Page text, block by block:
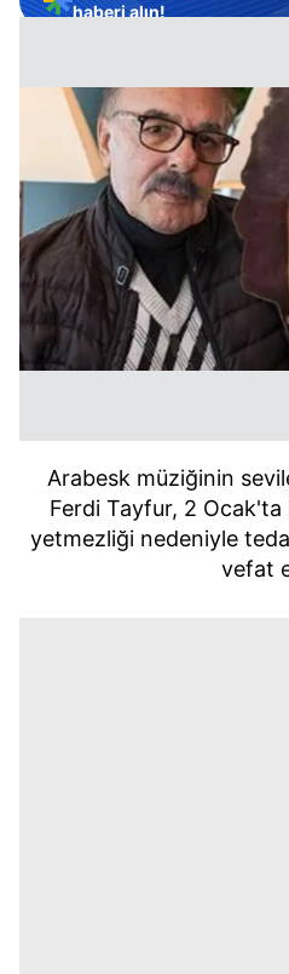
haberi alın!
Arabesk müziğinin
Ferdi Tayfur, 2
yetmezliği nedeniyle
vefat